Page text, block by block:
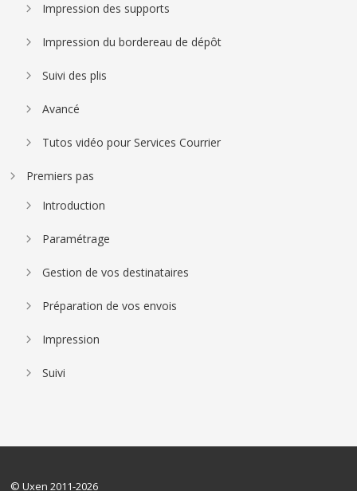
Impression des supports
Impression du bordereau de dépôt
Suivi des plis
Avancé
Tutos vidéo pour Services Courrier
Premiers pas
Introduction
Paramétrage
Gestion de vos destinataires
Préparation de vos envois
Impression
Suivi
© Uxen 2011-2026